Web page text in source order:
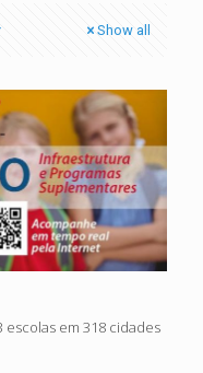
Show all
escolas em 318 cidades